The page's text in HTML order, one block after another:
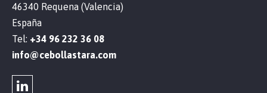
46340 Requena (Valencia)
España
Tel: +34 96 232 36 08
info@cebollastara.com